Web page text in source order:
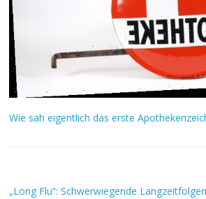
Wie sah eigentlich das erste
„Long Flu“: Schwerwiegende